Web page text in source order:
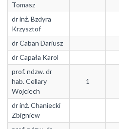
Tomasz
dr inż. Bzdyra
Krzysztof
dr Caban Dariusz
dr Capała Karol
prof. ndzw. dr
hab. Cellary
Wojciech
1
dr inż. Chaniecki
Zbigniew